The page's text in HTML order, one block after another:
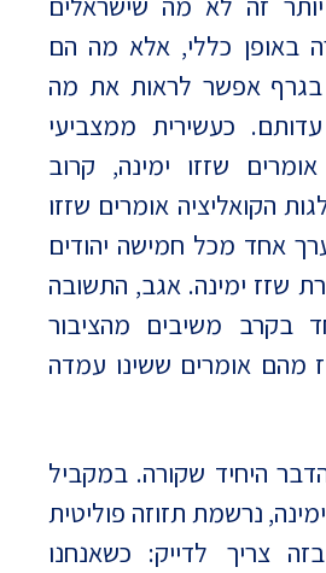
באופן כללי, אלא מה הם
אפשר לראות את מה
כעשירית ממצביעי
אומרים שזזו ימינה, קרוב
הקואליציה אומרים שזזו
אחד מכל חמישה יהודים
שזז ימינה. אגב, התשובה
בקרב משיבים מהציבור
מהם אומרים ששינו עמדה
היחיד שקורה. במקביל
נרשמת תזוזה פוליטית
צריך לדייק: כשאנחנו